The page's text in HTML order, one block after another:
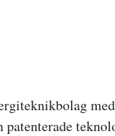
patenterade